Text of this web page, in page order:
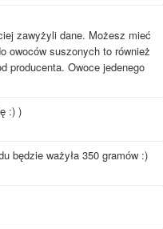
zawyżyli dane. Możesz mieć
owoców suszonych to również
producenta. Owoce jedenego
:) )
będzie ważyła 350 gramów :)